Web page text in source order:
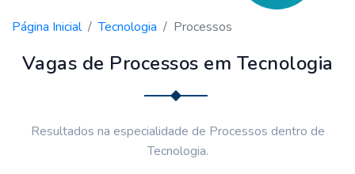
Página Inicial Tecnologia Processos
Vagas de Processos em Tecnologia
Resultados na especialidade de Processos dentro de
Tecnologia.